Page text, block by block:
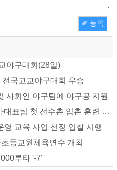
✐ 등록
야구대회(28일)
국고교야구대회 우승
사회인 야구팀에 야구공 지원
팀 첫 선수촌 입촌 훈련 지원
영 교육 사업 선정 입찰 시행
등교원체육연수 개최
루타 '-7'